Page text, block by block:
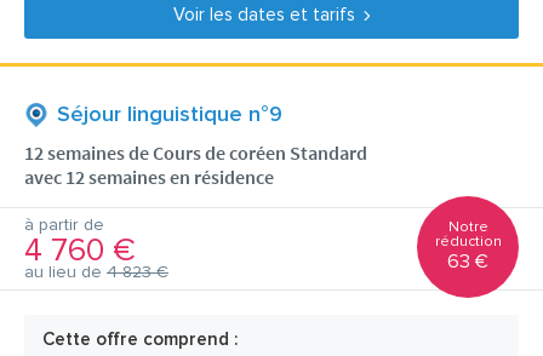
Voir les dates et tarifs
Séjour linguistique n°9
12 semaines de Cours de coréen Standard
avec 12 semaines en résidence
à partir de
4 760 €
au lieu de 4 823 €
Notre
réduction
63 €
Cette offre comprend :